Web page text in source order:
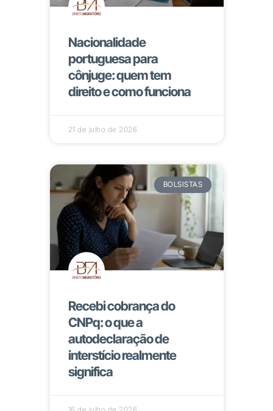
Nacionalidade
portuguesa para
cônjuge: quem tem
direito e como funciona
21 de julho de 2026
BOLSISTAS
Recebi cobrança do
CNPq: o que a
autodeclaração de
interstício realmente
significa